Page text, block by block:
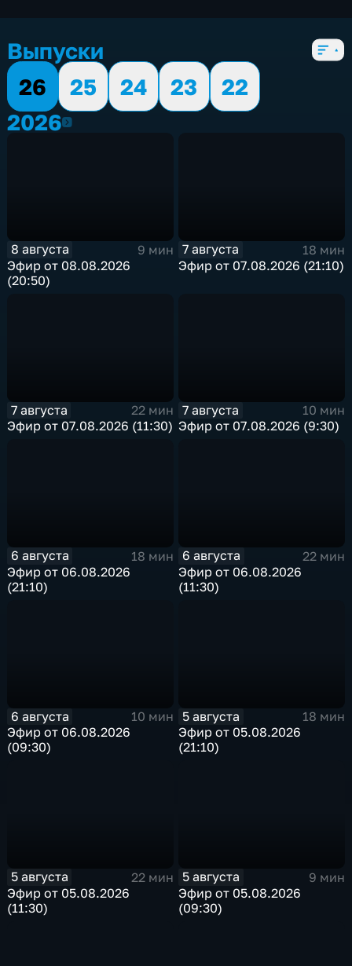
Выпуски
26
25 24 23
22
20262026
8 августа
9 мин
Эфир от 08.08.2026
(20:50)
7 августа
18 мин
Эфир от 07.08.2026 (21:10)
7 августа
22 мин
Эфир от 07.08.2026 (11:30)
7 августа
10 мин
Эфир от 07.08.2026 (9:30)
6 августа
18 мин
Эфир от 06.08.2026
(21:10)
6 августа
22 мин
Эфир от 06.08.2026
(11:30)
6 августа
10 мин
Эфир от 06.08.2026
(09:30)
5 августа
18 мин
Эфир от 05.08.2026
(21:10)
5 августа
22 мин
Эфир от 05.08.2026
(11:30)
5 августа
9 мин
Эфир от 05.08.2026
(09:30)